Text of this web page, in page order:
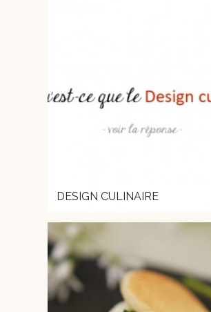
DESIGN CULINAIRE